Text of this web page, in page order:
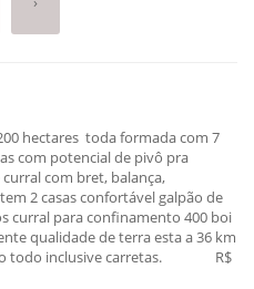
hectares toda formada com 7
com potencial de pivô pra
com bret, balança,
2 casas confortável galpão de
curral para confinamento 400 boi
qualidade de terra esta a 36 km
todo inclusive carretas. R$